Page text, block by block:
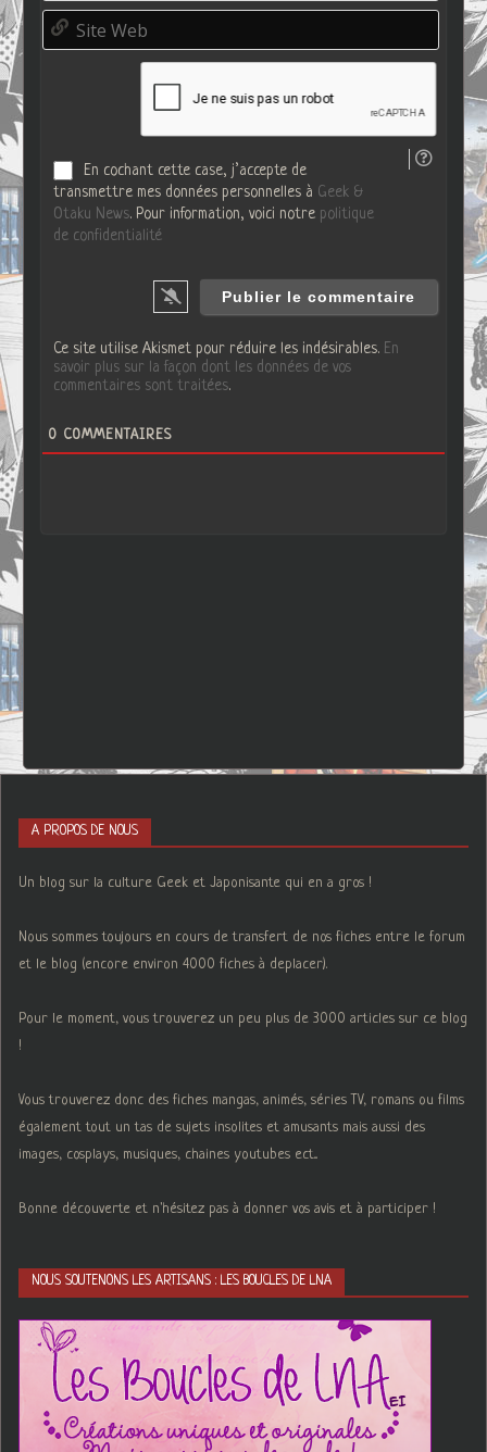
om
i
S
t
En cochant cette case, j’accepte de
transmettre mes données personnelles à Geek &
Otaku News. Pour information, voici notre politique
de confidentialité
Ce site utilise Akismet pour réduire les indésirables. En
savoir plus sur la façon dont les données de vos
commentaires sont traitées.
0 COMMENTAIRES
A PROPOS DE NOUS
Un blog sur la culture Geek et Japonisante qui en a gros !
Nous sommes toujours en cours de transfert de nos fiches entre le forum
et le blog (encore environ 4000 fiches à deplacer).
Pour le moment, vous trouverez un peu plus de 3000 articles sur ce blog
!
Vous trouverez donc des fiches mangas, animés, séries TV, romans ou films
également tout un tas de sujets insolites et amusants mais aussi des
images, cosplays, musiques, chaines youtubes ect...
Bonne découverte et n'hésitez pas à donner vos avis et à participer !
NOUS SOUTENONS LES ARTISANS : LES BOUCLES DE LNA